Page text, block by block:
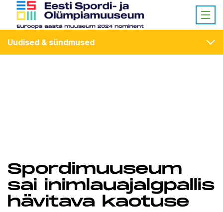
Uudised & sündmused
Spordimuuseum
sai inimlauajalgpallis
hävitava kaotuse